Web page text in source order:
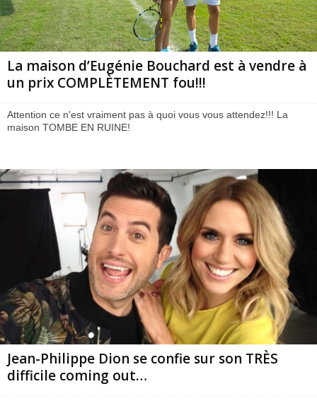
La maison d’Eugénie Bouchard est à vendre à
un prix COMPLÈTEMENT fou!!!
Attention ce n'est vraiment pas à quoi vous vous attendez!!! La
maison TOMBE EN RUINE!
Jean-Philippe Dion se confie sur son TRÈS
difficile coming out…